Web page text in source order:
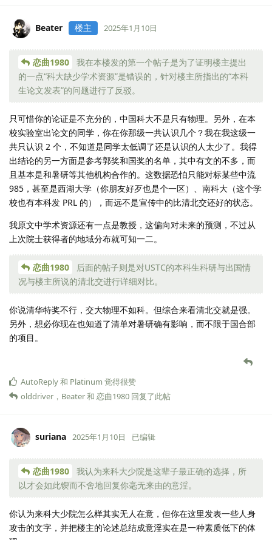
Beater 楼主 2025年1月10日
恋曲1980
我在本楼发的第一个帖子是为了证明楼主提出
的一点“科大缺少学术资源”是错误的，针对楼主所指出的“本科
生论文发表”的问题进行了反驳。
只可惜你的论证是不充分的，中国科大不是只有物理。另外，在本
校实验室出论文的同学，你在你那级一共认识几个？我在我这级一
共只认识 2 个，不知道是同学太低调了还是认识的人太少了。我得
出结论的另一方面是参考郭奖和国奖的名单，其中有文的不多，而
且基本是和暑研等其他机构合作的。这数据恐怕只能对标某些中流
985，甚至是西湖大学（你朋友好歹也是个一区）、南科大（这个学
校也有本科发 PRL 的），而远不是宣传中的比清北交还好的状态。
我原文中学术资源还有一点是教授，这偏向对未来的预测，不过从
上次院士获得者的地域分布就可知一二。
恋曲1980
后面的帖子则是对USTC的本科生科研与出国情
况与楼主所说的清北交进行详细对比。
你说清华特奖不行，交大物理不如科。但综合来看清北交就是强。
另外，想必你现在也知道了清单对暑研确有影响，而不限于国合部
的项目。
AutoReply和 Platinum 觉得很赞
olddriver ， Beater和 恋曲1980 回复了此帖
suriana 2025年1月10日 已编辑
恋曲1980
我认为来科大少院是这辈子最正确的选择，所
以才会如此锲而不舍地回复你毫无来由的意淫。
你认为来科大少院怎么样其实无人在意，但你在这里发表一些人身
攻击的文字，并把楼主的论述总结成意淫实在是一种素质低下的体